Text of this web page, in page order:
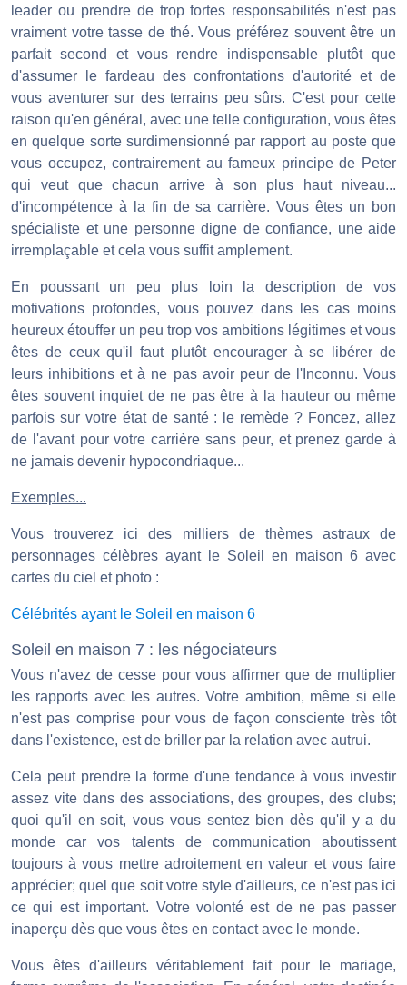
leader ou prendre de trop fortes responsabilités n'est pas
vraiment votre tasse de thé. Vous préférez souvent être un
parfait second et vous rendre indispensable plutôt que
d'assumer le fardeau des confrontations d'autorité et de
vous aventurer sur des terrains peu sûrs. C'est pour cette
raison qu'en général, avec une telle configuration, vous êtes
en quelque sorte surdimensionné par rapport au poste que
vous occupez, contrairement au fameux principe de Peter
qui veut que chacun arrive à son plus haut niveau...
d'incompétence à la fin de sa carrière. Vous êtes un bon
spécialiste et une personne digne de confiance, une aide
irremplaçable et cela vous suffit amplement.
En poussant un peu plus loin la description de vos
motivations profondes, vous pouvez dans les cas moins
heureux étouffer un peu trop vos ambitions légitimes et vous
êtes de ceux qu'il faut plutôt encourager à se libérer de
leurs inhibitions et à ne pas avoir peur de l'Inconnu. Vous
êtes souvent inquiet de ne pas être à la hauteur ou même
parfois sur votre état de santé : le remède ? Foncez, allez
de l'avant pour votre carrière sans peur, et prenez garde à
ne jamais devenir hypocondriaque...
Exemples...
Vous trouverez ici des milliers de thèmes astraux de
personnages célèbres ayant le Soleil en maison 6 avec
cartes du ciel et photo :
Célébrités ayant le Soleil en maison 6
Soleil en maison 7 : les négociateurs
Vous n'avez de cesse pour vous affirmer que de multiplier
les rapports avec les autres. Votre ambition, même si elle
n'est pas comprise pour vous de façon consciente très tôt
dans l'existence, est de briller par la relation avec autrui.
Cela peut prendre la forme d'une tendance à vous investir
assez vite dans des associations, des groupes, des clubs;
quoi qu'il en soit, vous vous sentez bien dès qu'il y a du
monde car vos talents de communication aboutissent
toujours à vous mettre adroitement en valeur et vous faire
apprécier; quel que soit votre style d'ailleurs, ce n'est pas ici
ce qui est important. Votre volonté est de ne pas passer
inaperçu dès que vous êtes en contact avec le monde.
Vous êtes d'ailleurs véritablement fait pour le mariage,